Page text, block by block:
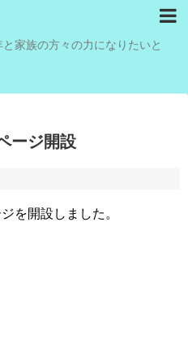
家族の方々の力になりたいと
ージ開設
を開設しました。